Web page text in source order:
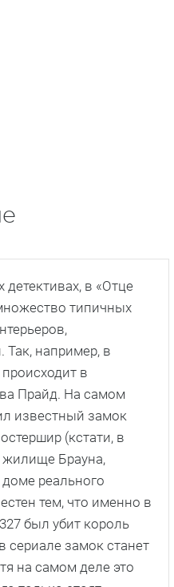
детективах, в «Отце
типичных
Так, например, в
в
Прайд. На самом
известный замок
(кстати, в
Брауна,
реального
тем, что именно в
был убит король
сериале замок станет
на самом деле это